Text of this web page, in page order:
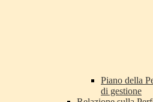
Piano della
di gestione